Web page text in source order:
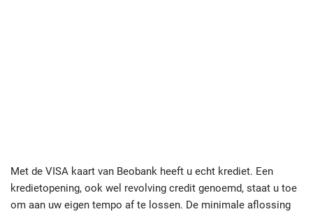
Met de VISA kaart van Beobank heeft u echt krediet. Een
kredietopening, ook wel revolving credit genoemd, staat u toe
om aan uw eigen tempo af te lossen. De minimale aflossing